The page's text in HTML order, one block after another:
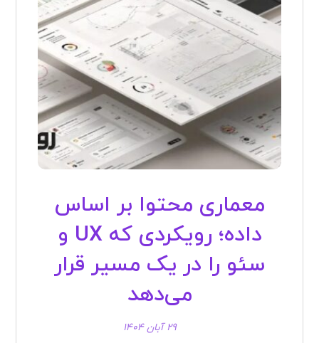
معماری محتوا بر اساس
داده؛ رویکردی که UX و
سئو را در یک مسیر قرار
می‌دهد
۲۹ آبان ۱۴۰۴